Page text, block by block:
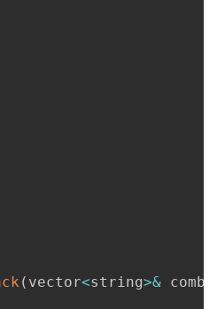
( vector<string>&